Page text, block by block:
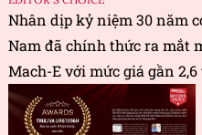
Nhân dịp kỷ niệm 30 năm
Nam đã chính thức ra mắt
Mach-E với mức giá gần